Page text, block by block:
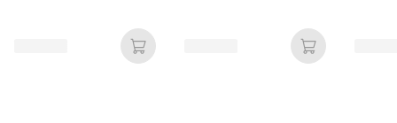
Ajouter au panier Ajouter au